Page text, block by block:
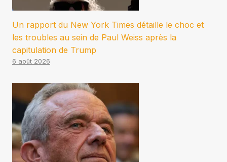
Un rapport du New York Times détaille le choc et
les troubles au sein de Paul Weiss après la
capitulation de Trump
6 août 2026